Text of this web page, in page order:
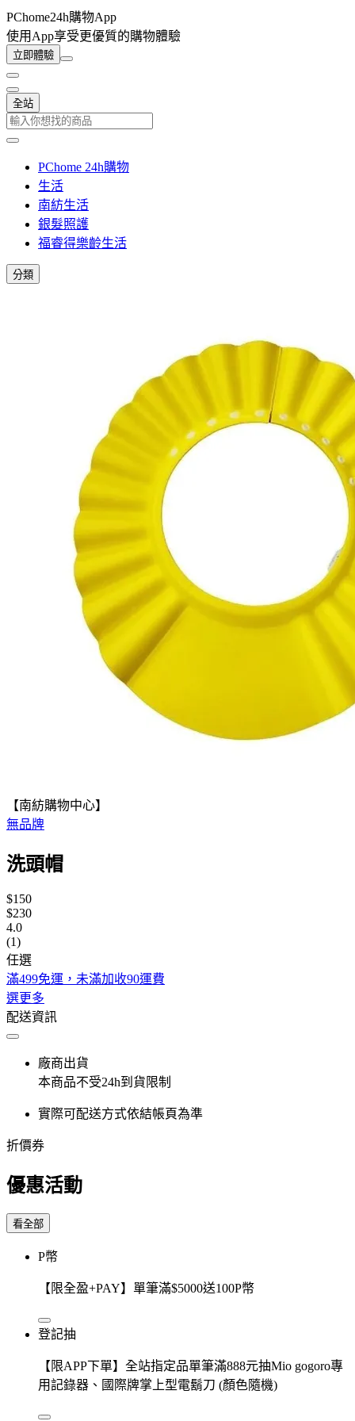
PChome24h購物App
使用App享受更優質的購物體驗
立即體驗
全站
PChome 24h購物
生活
南紡生活
銀髮照護
福睿得樂齡生活
分類
【南紡購物中心】
無品牌
洗頭帽
$150
$230
4.0
(1)
任選
滿499免運，未滿加收90運費
選更多
配送資訊
廠商出貨
本商品不受24h到貨限制
實際可配送方式依結帳頁為準
折價券
優惠活動
看全部
P幣
【限全盈+PAY】單筆滿$5000送100P幣
登記抽
【限APP下單】全站指定品單筆滿888元抽Mio gogoro專
用記錄器、國際牌掌上型電鬍刀 (顏色隨機)